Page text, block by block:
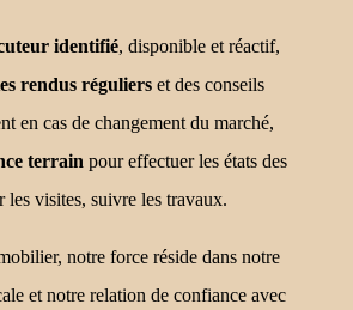
identifié, disponible et réactif,
rendus réguliers et des conseils
en cas de changement du marché,
terrain pour effectuer les états des
les visites, suivre les travaux.
notre force réside dans notre
et notre relation de confiance avec